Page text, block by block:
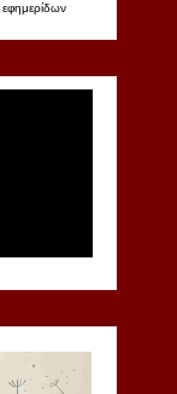
εφημερίδων